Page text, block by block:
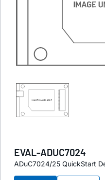
EVAL-ADUC7024
ADuC7024/25 QuickStart